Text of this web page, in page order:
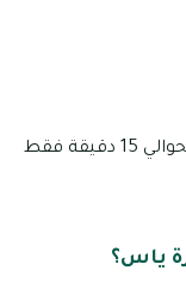
تبعد جزيرة ياس عن مطار أبو ظبي الدولي بحوالي 15 دقيقة فقط
ياس؟